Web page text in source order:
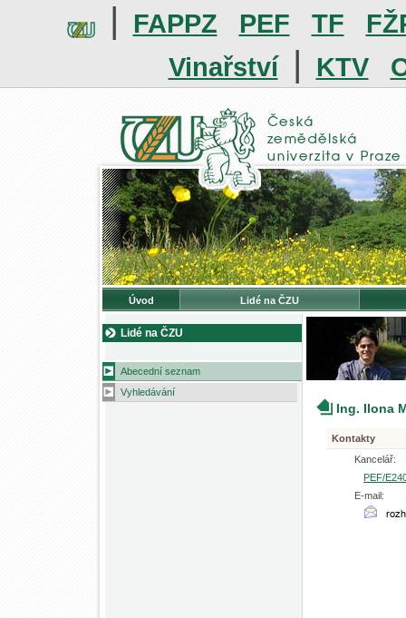
| FAPPZ PEF TF
Vinařství | KTV
Úvod Lidé na ČZU
Lidé na ČZU
Abecední seznam
Vyhledávání
Ing. Ilona
Kontakty
Kancelář:
PEF/
E-mail: